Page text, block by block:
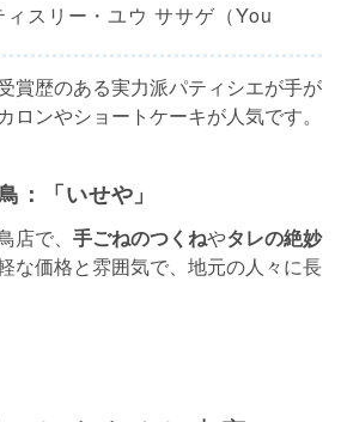
スリー・ユウ ササゲ（You
賞歴のある実力派パティシエが手が
ロンやショートケーキが人気です。
：「いせや」
で、 手ごねのつくねやタレの絶妙
な価格と雰囲気で、地元の人々に長